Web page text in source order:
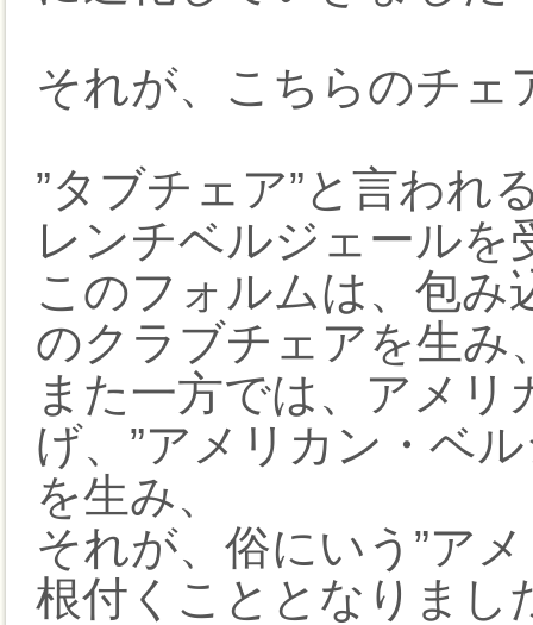
それが、こちらのチェ
”タブチェア”と言われ
レンチベルジェールを
このフォルムは、包み
のクラブチェアを生み
また一方では、アメリ
げ、”アメリカン・ベ
を生み、
それが、俗にいう”ア
根付くこととなりまし